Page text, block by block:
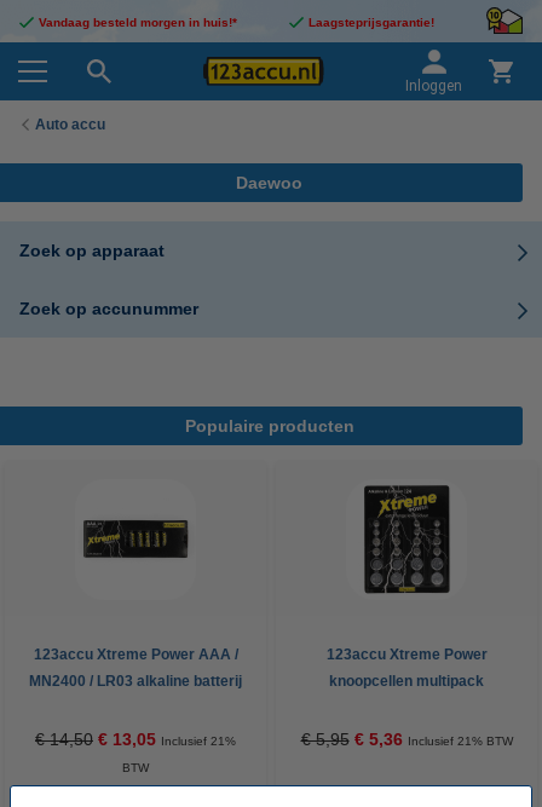
Vandaag besteld morgen in huis!* Laagsteprijsgarantie!
Inloggen
Auto accu
Daewoo
Zoek op apparaat
Zoek op accunummer
Populaire producten
123accu Xtreme Power AAA /
MN2400 / LR03 alkaline batterij
€ 14,50 € 13,05 Inclusief 21%
BTW
123accu Xtreme Power
knoopcellen multipack
€ 5,95 € 5,36 Inclusief 21% BTW